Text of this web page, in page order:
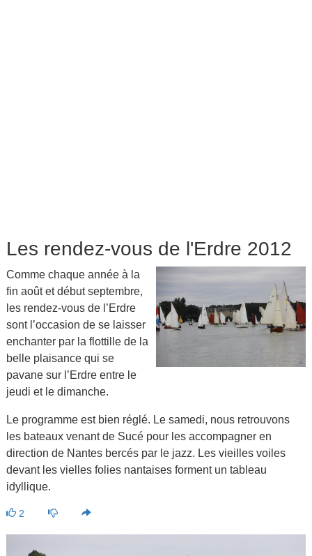
Les rendez-vous de l'Erdre 2012
Comme chaque année à la
fin août et début septembre,
les rendez-vous de l’Erdre
sont l’occasion de se laisser
enchanter par la flottille de la
belle plaisance qui se
pavane sur l’Erdre entre le
jeudi et le dimanche.
Le programme est bien réglé. Le samedi, nous retrouvons
les bateaux venant de Sucé pour les accompagner en
direction de Nantes bercés par le jazz. Les vieilles voiles
devant les vielles folies nantaises forment un tableau
idyllique.
2